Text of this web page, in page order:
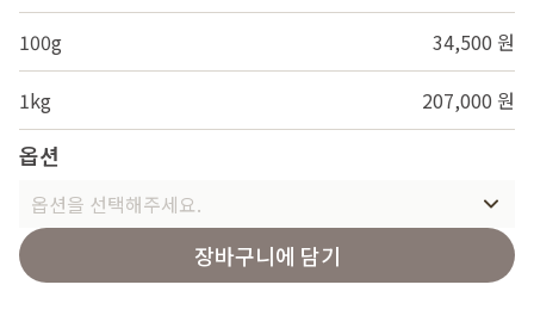
100g 34,500 원
1kg 207,000 원
옵션
옵션을 선택해주세요.
장바구니에 담기